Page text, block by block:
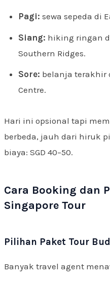
Pagi: sewa sepeda di
Siang: hiking ringan
Southern Ridges.
Sore: belanja terakhir
Centre.
Hari ini opsional tapi
berbeda, jauh dari hiruk
biaya: SGD 40–50.
Cara Booking dan
Singapore Tour
Pilihan Paket Tour
Banyak travel agent